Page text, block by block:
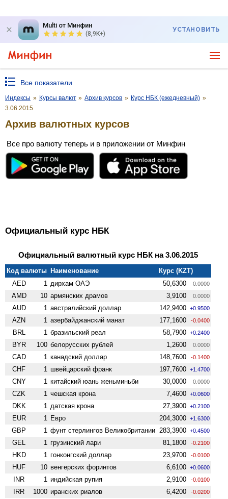
Multi от Минфин
(8,9K+)
УСТАНОВИТЬ
Все показатели
Индексы » Курсы валют » Архив курсов » Курс НБК (ежедневный) »
3.06.2015
Архив валютных курсов
Все про валюту теперь и в приложении от Минфин
Официальный курс НБК
Официальный валютный курс НБК на 3.06.2015
Код валюты Наименование
Курс (KZT)
AED
1 дирхам ОАЭ 50,6300 0.0000
AMD 10 армянских драмов 3,9100 0.0000
AUD 1 австралийский доллар 142,9400 +0.9500
AZN 1 азербайджанский манат 177,1600 -0.0400
BRL 1 бразильский реал 58,7900 +0.2400
BYR 100 белорусских рублей 1,2600 0.0000
CAD 1 канадский доллар 148,7600 -0.1400
CHF 1 швейцарский франк 197,7600 +1.4700
CNY 1 китайский юань женьминьби 30,0000 0.0000
CZK 1 чешская крона 7,4600 +0.0600
DKK 1 датская крона 27,3900 +0.2100
EUR 1 Евро 204,3000 +1.6300
GBP 1 фунт стерлингов Велико­британии 283,3900 +0.4500
GEL 1 грузинский лари 81,1800 -0.2100
HKD 1 гонконгский доллар 23,9700 -0.0100
HUF 10 венгерских форинтов 6,6100 +0.0600
INR 1 индийская рупия 2,9100 -0.0100
IRR 1000 иранских риалов 6,4200 -0.0200